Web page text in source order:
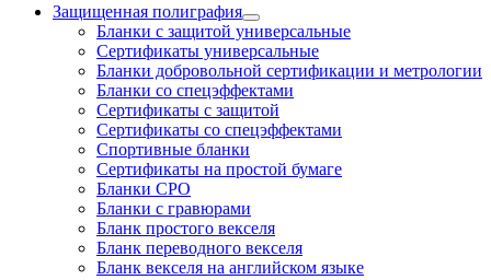
Защищенная полиграфия
Бланки с защитой универсальные
Сертификаты универсальные
Бланки добровольной сертификации и метрологии
Бланки со спецэффектами
Сертификаты с защитой
Сертификаты со спецэффектами
Спортивные бланки
Cертификаты на простой бумаге
Бланки СРО
Бланки с гравюрами
Бланк простого векселя
Бланк переводного векселя
Бланк векселя на английском языке